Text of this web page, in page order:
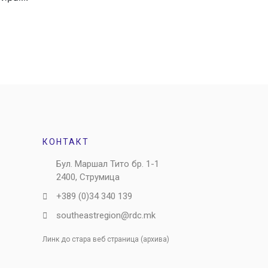
КОНТАКТ
Бул. Маршал Тито бр. 1-1
2400, Струмица
+389 (0)34 340 139
southeastregion@rdc.mk
Линк до стара веб страница (архива)